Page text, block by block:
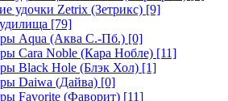
удочки Zetrix (Зетрикс) [9]
[79]
Aqua (Аква С.-Пб.) [0]
Cara Noble (Кара Нобле) [11]
Black Hole (Блэк Хол) [1]
Daiwa (Дайва) [0]
Favorite (Фаворит) [11]